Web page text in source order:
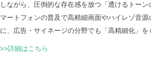
しながら、圧倒的な存在感を放つ「透けるトー
マートフォンの普及で高精細画面やハイレゾ音源
に、広告・サイネージの分野でも「高精細化」を
>>詳細はこちら